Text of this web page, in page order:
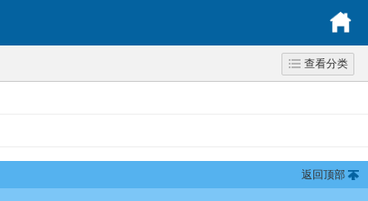
查看分类
返回顶部